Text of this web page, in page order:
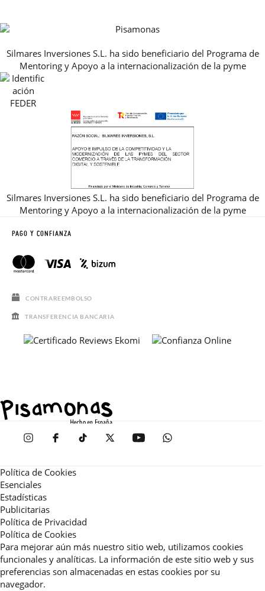
AVISO LEGAL, PRIVACIDAD Y COOKIES
GUIA DE TALLAS
REBAJAS
Silmares Inversiones S.L. ha sido beneficiario del Programa de
Mentoring y Apoyo a la internacionalización de la pyme
Silmares Inversiones S.L. ha sido beneficiario del Programa de
Mentoring y Apoyo a la internacionalización de la pyme
PAGO Y CONFIANZA
CONTRAREEMBOLSO
TRANSFERENCIA BANCARIA
Política de Cookies
Esenciales
Estadísticas
Publicitarias
Política de Privacidad
Política de Cookies
Para mejorar aún más nuestro sitio web, utilizamos cookies
funcionales y analíticas. La información de este sitio web y sus
preferencias son almacenadas en estas cookies por su
navegador.